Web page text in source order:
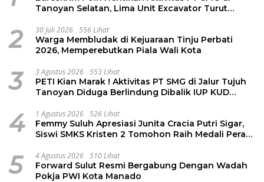
Tanoyan Selatan, Lima Unit Excavator Turut
2 30 Juli 2026 556 Lihat
Warga Membludak di Kejuaraan Tinju Perbati
2026, Memperebutkan Piala Wali Kota
3 3 Agustus 2026 553 Lihat
PETI Kian Marak ! Aktivitas PT SMG di Jalur Tujuh
Tanoyan Diduga Berlindung Dibalik IUP KUD
4 1 Agustus 2026 526 Lihat
Femmy Suluh Apresiasi Junita Cracia Putri Sigar,
Siswi SMKS Kristen 2 Tomohon Raih Medali Perak
5 4 Agustus 2026 510 Lihat
Forward Sulut Resmi Bergabung Dengan Wadah
Pokja PWI Kota Manado